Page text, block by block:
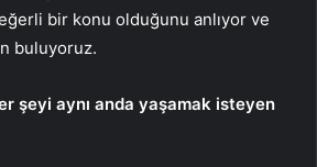
bir konu olduğunu anlıyor ve
buluyoruz.
şeyi aynı anda yaşamak isteyen